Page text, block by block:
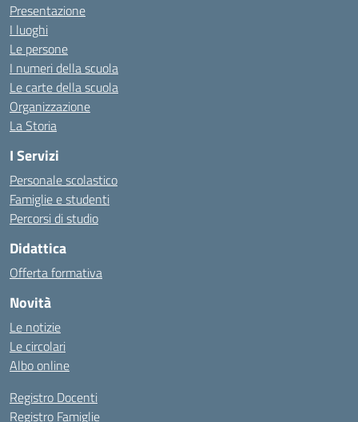
Presentazione
I luoghi
Le persone
I numeri della scuola
Le carte della scuola
Organizzazione
La Storia
I Servizi
Personale scolastico
Famiglie e studenti
Percorsi di studio
Didattica
Offerta formativa
Novità
Le notizie
Le circolari
Albo online
Registro Docenti
Registro Famiglie